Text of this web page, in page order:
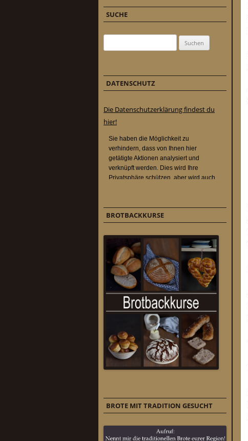
SUCHE
DATENSCHUTZ
Die Datenschutzerklärung findest du
hier!
BROTBACKKURSE
BROTE MIT TRADITION GESUCHT